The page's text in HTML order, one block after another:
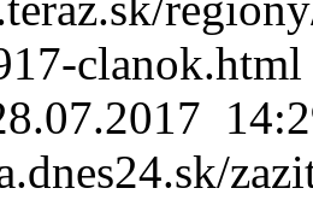
clanok.html